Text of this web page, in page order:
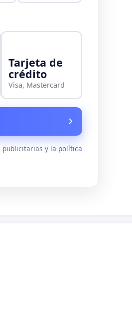
Tarjeta de
crédito
Visa, Mastercard
publicitarias y la política